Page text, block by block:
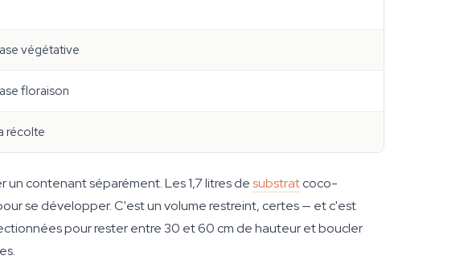
végétative
floraison
récolte
contenant séparément. Les 1,7 litres desubstratcoco-
se développer. C'est un volume restreint, certes — et c'est
pour rester entre 30 et 60 cm de hauteur et boucler